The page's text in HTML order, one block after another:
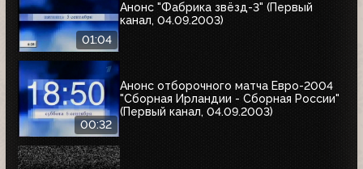
01:04
Анонс "Фабрика звёзд-3" (Первый
канал, 04.09.2003)
00:32
Анонс отборочного матча Евро-2004
"Сборная Ирландии - Сборная России"
(Первый канал, 04.09.2003)